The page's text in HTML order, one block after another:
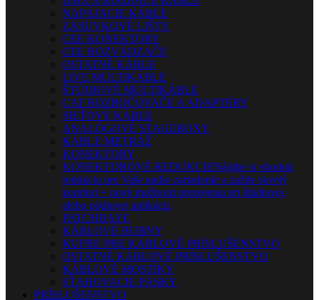
NAPÁJACIE KÁBLE
ZÁSUVKOVÉ LIŠTY
CEE KONEKTORY
CEE ROZVÁDZAČE
OSTATNÉ KÁBLE
LIVE MULTIKÁBLE
ŠTÚDIOVÉ MULTIKÁBLE
CAT ROZBOČOVAČE A ADAPTÉRY
SIEŤOVÉ KÁBLE
ANALÓGOVÉ STAGEBOXY
KÁBLE METRÁŽ
KONEKTORY
KONEKTOROVÉ REDUKCIENájdite si vhodnú
redukciu pre Vaše audio zariadenie a zažite skvelý
komfort + nové možnosti prepojenia pri štúdiovej,
alebo pódiovej aplikácii.
PATCHBAYE
KÁBLOVÉ BUBNY
KUFRE PRE KÁBLOVÉ PRÍSLUŠENSTVO
OSTATNÉ KÁBLOVÉ PRÍSLUŠENSTVO
KÁBLOVÉ MOSTÍKY
SŤAHOVACIE PÁSKY
PRÍSLUŠENSTVO